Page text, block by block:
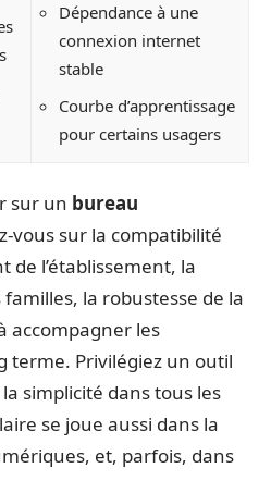
Dépendance à une
connexion internet
stable
Courbe d’apprentissage
pour certains usagers
sur un bureau
vous sur la compatibilité
l’établissement, la
familles, la robustesse de la
accompagner les
terme. Privilégiez un outil
simplicité dans tous les
se joue aussi dans la
et, parfois, dans